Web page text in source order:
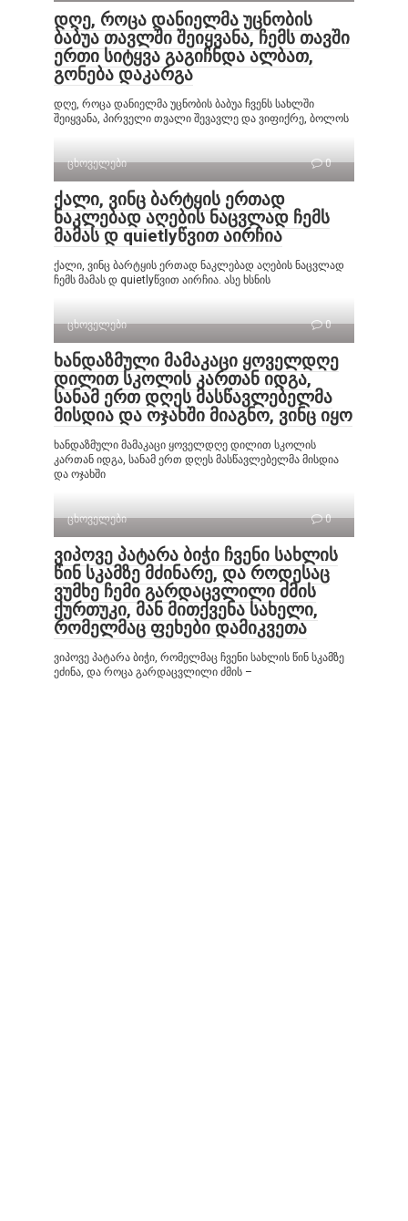
დღე, როცა დანიელმა უცნობის
ბაბუა თავლში შეიყვანა, ჩემს თავში
ერთი სიტყვა გაგიჩნდა ალბათ,
გონება დაკარგა
დღე, როცა დანიელმა უცნობის ბაბუა ჩვენს სახლში
შეიყვანა, პირველი თვალი შევავლე და ვიფიქრე, ბოლოს
ცხოველები 0
ქალი, ვინც ბარტყის ერთად
ნაკლებად აღების ნაცვლად ჩემს
მამას დ quietlyწვით აირჩია
ქალი, ვინც ბარტყის ერთად ნაკლებად აღების ნაცვლად
ჩემს მამას დ quietlyწვით აირჩია. ასე ხსნის
ცხოველები 0
ხანდაზმული მამაკაცი ყოველდღე
დილით სკოლის კართან იდგა,
სანამ ერთ დღეს მასწავლებელმა
მისდია და ოჯახში მიაგნო, ვინც იყო
ხანდაზმული მამაკაცი ყოველდღე დილით სკოლის
კართან იდგა, სანამ ერთ დღეს მასწავლებელმა მისდია
და ოჯახში
ცხოველები 0
ვიპოვე პატარა ბიჭი ჩვენი სახლის
წინ სკამზე მძინარე, და როდესაც
ვუმხე ჩემი გარდაცვლილი ძმის
ქურთუკი, მან მითქვენა სახელი,
რომელმაც ფეხები დამიკვეთა
ვიპოვე პატარა ბიჭი, რომელმაც ჩვენი სახლის წინ სკამზე
ეძინა, და როცა გარდაცვლილი ძმის –